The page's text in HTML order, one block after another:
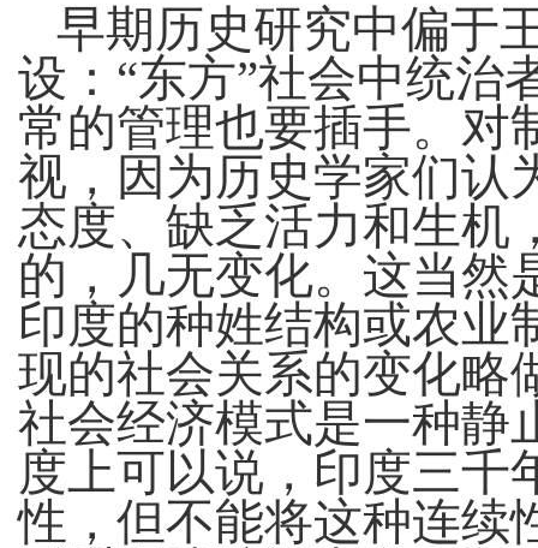
早期历史研究中偏于
设：“东方”社会中统治
常的管理也要插手。对
视，因为历史学家们认
态度、缺乏活力和生机
的，几无变化。这当然
印度的种姓结构或农业
现的社会关系的变化略
社会经济模式是一种静
度上可以说，印度三千
性，但不能将这种连续